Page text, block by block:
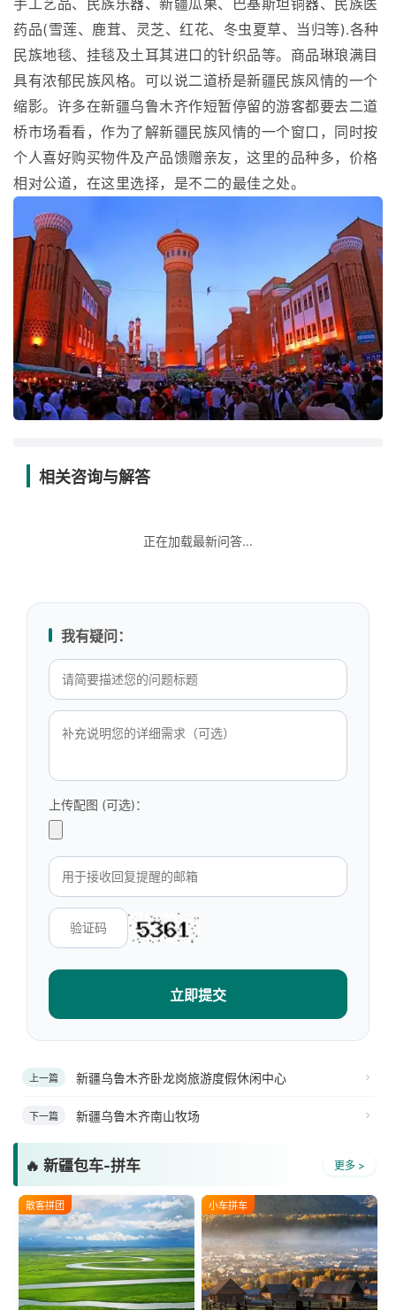
药品(雪莲、鹿茸、灵芝、红花、冬虫夏草、当归等).各种
民族地毯、挂毯及土耳其进口的针织品等。商品琳琅满目
具有浓郁民族风格。可以说二道桥是新疆民族风情的一个
缩影。许多在新疆乌鲁木齐作短暂停留的游客都要去二道
桥市场看看，作为了解新疆民族风情的一个窗口，同时按
个人喜好购买物件及产品馈赠亲友，这里的品种多，价格
相对公道，在这里选择，是不二的最佳之处。
相关咨询与解答
正在加载最新问答...
我有疑问：
上传配图 (可选)：
立即提交
上一篇 新疆乌鲁木齐卧龙岗旅游度假休闲中心
下一篇 新疆乌鲁木齐南山牧场
🔥 新疆包车-拼车 更多 >
散客拼团 小车拼车